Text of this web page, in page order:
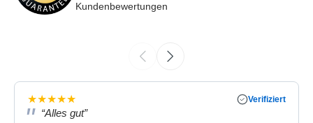
Kundenbewertungen
★★★★★ Verifiziert
“Alles gut”